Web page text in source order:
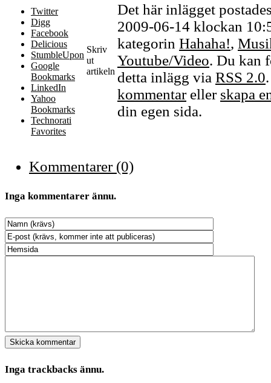
Twitter
Digg
Facebook
Delicious
StumbleUpon
Google
Bookmarks
LinkedIn
Yahoo
Bookmarks
Technorati
Favorites
Skriv
ut
artikeln
Det här inlägget
2009-06-14 klockan
kategorin Hahaha!,
Youtube/Video. Du kan
detta inlägg via RSS 2.0
kommentareller skapa
din egen sida.
Kommentarer (0)
Inga kommentarer ännu.
Inga trackbacks ännu.